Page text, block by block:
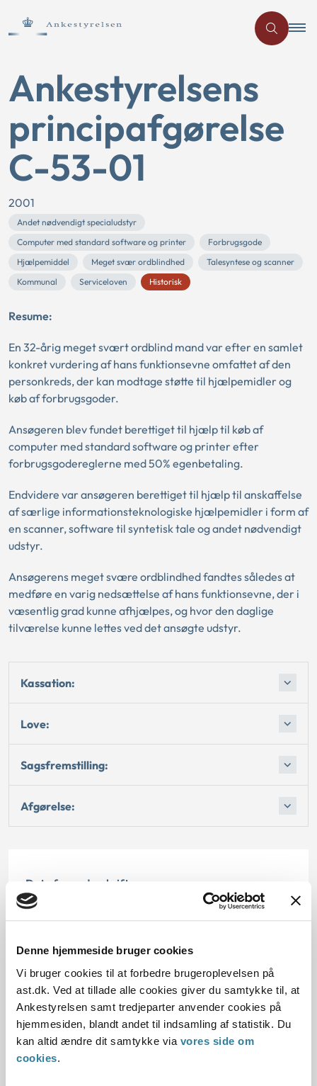
Denne hjemmeside bruger cookies
Vi bruger cookies til at forbedre brugeroplevelsen på
ast.dk. Ved at tillade alle cookies giver du samtykke til, at
Ankestyrelsen samt tredjeparter anvender cookies på
hjemmesiden, blandt andet til indsamling af statistik. Du
kan altid ændre dit samtykke via vores side om
cookies.
Ankestyrelsens
principafgørelse
C-53-01
2001
Andet nødvendigt specialudstyr
Computer med standard software og printer
Forbrugsgode
Hjælpemiddel
Meget svær ordblindhed
Talesyntese og scanner
Kommunal
Serviceloven Historisk
Resume:
En 32-årig meget svært ordblind mand var efter en samlet
konkret vurdering af hans funktionsevne omfattet af den
personkreds, der kan modtage støtte til hjælpemidler og
køb af forbrugsgoder.
Ansøgeren blev fundet berettiget til hjælp til køb af
computer med standard software og printer efter
forbrugsgodereglerne med 50% egenbetaling.
Endvidere var ansøgeren berettiget til hjælp til anskaffelse
af særlige informationsteknologiske hjælpemidler i form af
en scanner, software til syntetisk tale og andet nødvendigt
udstyr.
Ansøgerens meget svære ordblindhed fandtes således at
medføre en varig nedsættelse af hans funktionsevne, der i
væsentlig grad kunne afhjælpes, og hvor den daglige
tilværelse kunne lettes ved det ansøgte udstyr.
Kassation:
Love:
Sagsfremstilling:
Afgørelse:
Dato for underskrift
Offentliggørelsesdato
12.07.2013
Paragraf
§ 97 § 98 § 1 § 19 § 2 § 98i